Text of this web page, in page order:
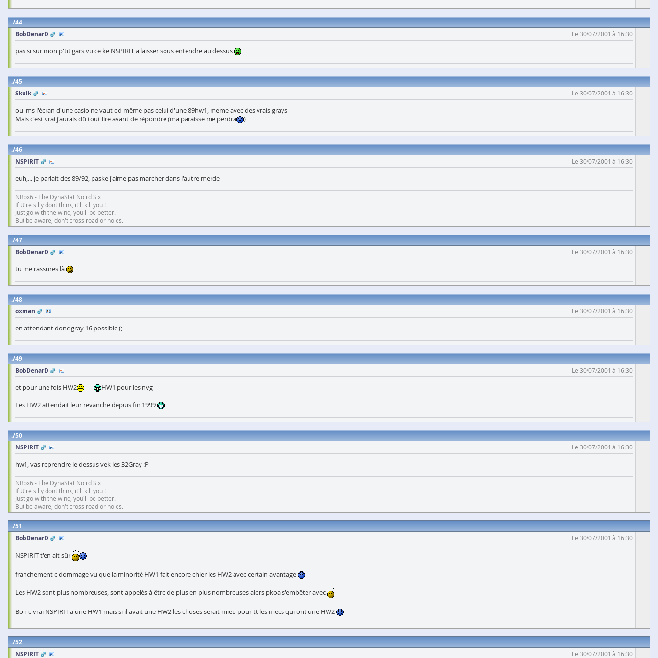
44
BobDenarD
Le 30/07/2001 à 16:30
pas si sur mon p'tit gars vu ce ke NSPIRIT a laisser sous entendre au dessus
45
Skulk
Le 30/07/2001 à 16:30
oui ms l'écran d'une casio ne vaut qd même pas celui d'une 89hw1, meme avec des vrais grays
Mais c'est vrai j'aurais dû tout lire avant de répondre (ma paraisse me perdra
)
46
NSPIRIT
Le 30/07/2001 à 16:30
euh,... je parlait des 89/92, paske j'aime pas marcher dans l'autre merde
NBox6 - The DynaStat Nolrd Six
If U're silly dont think, it'll kill you !
Just go with the wind, you'll be better.
But be aware, don't cross road or holes.
47
BobDenarD
Le 30/07/2001 à 16:30
tu me rassures là
48
oxman
Le 30/07/2001 à 16:30
en attendant donc gray 16 possible (;
49
BobDenarD
Le 30/07/2001 à 16:30
et pour une fois HW2
HW1 pour les nvg
Les HW2 attendait leur revanche depuis fin 1999
50
NSPIRIT
Le 30/07/2001 à 16:30
hw1, vas reprendre le dessus vek les 32Gray :P
NBox6 - The DynaStat Nolrd Six
If U're silly dont think, it'll kill you !
Just go with the wind, you'll be better.
But be aware, don't cross road or holes.
51
BobDenarD
Le 30/07/2001 à 16:30
NSPIRIT t'en ait sûr
franchement c dommage vu que la minorité HW1 fait encore chier les HW2 avec certain avantage
Les HW2 sont plus nombreuses, sont appelés à être de plus en plus nombreuses alors pkoa s'embêter avec
Bon c vrai NSPIRIT a une HW1 mais si il avait une HW2 les choses serait mieu pour tt les mecs qui ont une HW2
52
NSPIRIT
Le 30/07/2001 à 16:30